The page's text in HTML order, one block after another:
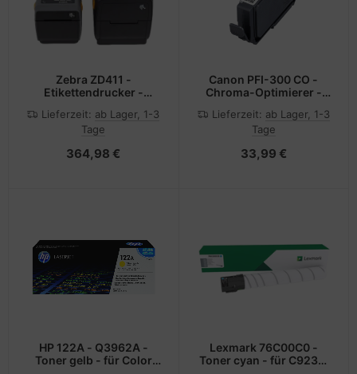
Zebra ZD411 -
Etikettendrucker -
cm)
Lieferzeit: ab Lager, 1-3
Tage
364,98 €
Canon PFI-300 CO -
Chroma-Optimierer -
Lieferzeit: ab Lager, 1-3
Tage
33,99 €
HP 122A - Q3962A -
Toner gelb - für Color
Lexmark 76C00C0 -
Toner cyan - für C9235,